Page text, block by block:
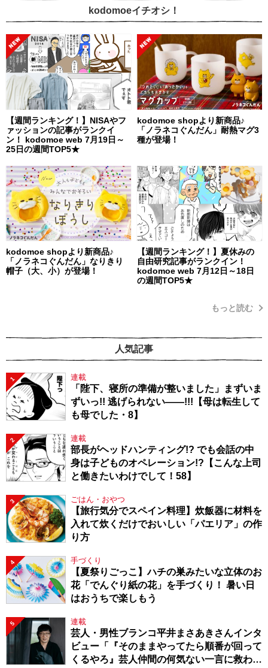
kodomoeイチオシ！
【週間ランキング！】NISAやフ
ァッションの記事がランクイ
ン！ kodomoe web 7月19日～
25日の週間TOP5★
kodomoe shopより新商品♪
「ノラネコぐんだん」耐熱マグ3
種が登場！
kodomoe shopより新商品♪
「ノラネコぐんだん」なりきり
帽子（大、小）が登場！
【週間ランキング！】夏休みの
自由研究記事がランクイン！
kodomoe web 7月12日～18日
の週間TOP5★
もっと読む
人気記事
1 連載
「陛下、寝所の準備が整いました」まずいま
ずいっ!! 逃げられない――!!!【母は転生して
も母でした・8】
2 連載
部長がヘッドハンティング!? でも会話の中
身は子どものオペレーション!?【こんな上司
と働きたいわけでして！58】
3 ごはん・おやつ
【旅行気分でスペイン料理】炊飯器に材料を
入れて炊くだけでおいしい「パエリア」の作
り方
4 手づくり
【夏祭りごっこ】ハチの巣みたいな立体のお
花「でんぐり紙の花」を手づくり！ 暑い日
はおうちで楽しもう
5 連載
芸人・男性ブランコ平井まさあきさんインタ
ビュー「『そのままやってたら順番が回って
くるやろ』芸人仲間の何気ない一言に救われ